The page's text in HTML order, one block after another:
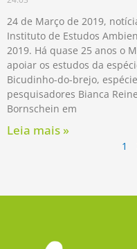
24 de Março de 2019,
Instituto de Estudos
2019. Há quase 25 anos o
apoiar os estudos da
Bicudinho-do-brejo,
pesquisadores Bianca
Bornschein em
Leia mais »
1